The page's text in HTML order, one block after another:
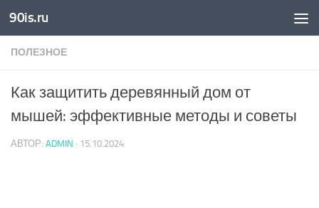
Skip to content
90is.ru
ПОЛЕЗНОЕ
Как защитить деревянный дом от
мышей: эффективные методы и советы
АВТОР: ADMIN · 15.10.2024